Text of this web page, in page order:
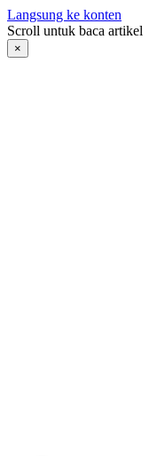
Langsung ke konten
Scroll untuk baca artikel
×